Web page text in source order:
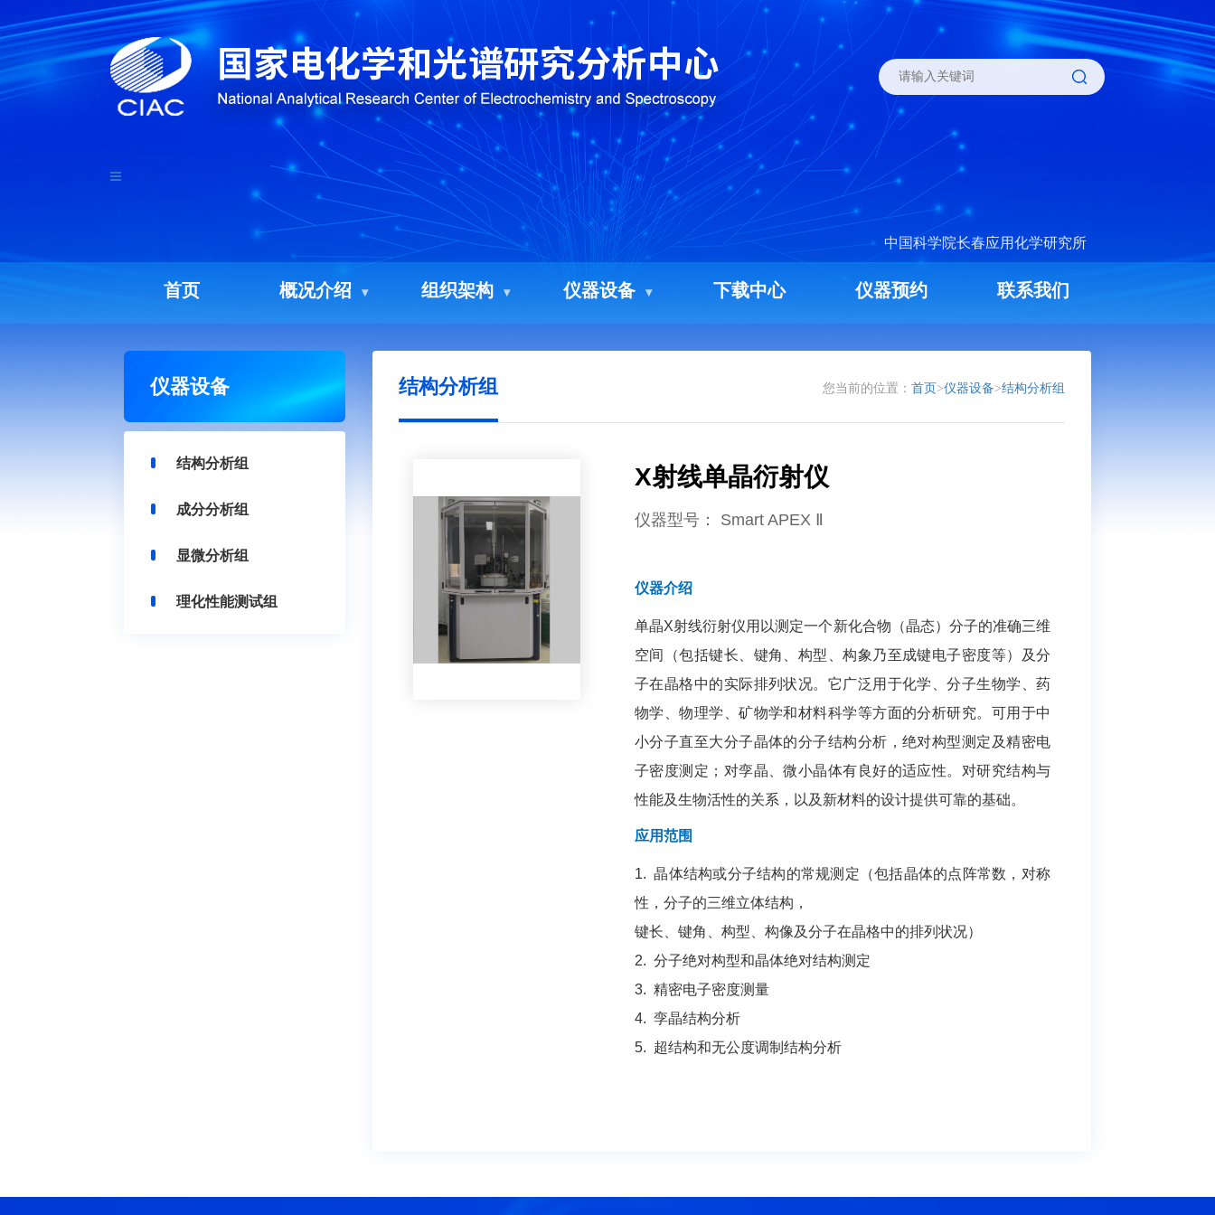
中国科学院长春应用化学研究所
首页 概况介绍 组织架构 仪器设备 下载中心 仪器预约 联系我们
仪器设备
结构分析组
成分分析组
显微分析组
理化性能测试组
结构分析组 您当前的位置： 首页>仪器设备>结构分析组
X射线单晶衍射仪
仪器型号 ： Smart APEX Ⅱ
仪器介绍
单晶X射线衍射仪用以测定一个新化合物（晶态）分子的准确三维
空间（包括键长、键角、构型、构象乃至成键电子密度等）及分
子在晶格中的实际排列状况。它广泛用于化学、分子生物学、药
物学、物理学、矿物学和材料科学等方面的分析研究。可用于中
小分子直至大分子晶体的分子结构分析，绝对构型测定及精密电
子密度测定；对孪晶、微小晶体有良好的适应性。对研究结构与
性能及生物活性的关系，以及新材料的设计提供可靠的基础。
应用范围
1. 晶体结构或分子结构的常规测定（包括晶体的点阵常数，对称
性，分子的三维立体结构，
键长、键角、构型、构像及分子在晶格中的排列状况）
2. 分子绝对构型和晶体绝对结构测定
3. 精密电子密度测量
4. 孪晶结构分析
5. 超结构和无公度调制结构分析